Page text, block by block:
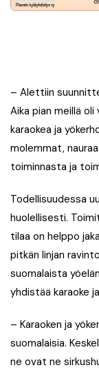
– Alettiin
Aika pian meillä
karaokea ja
molemmat, nauraa
toiminnasta ja
Todellisuudessa
huolellisesti.
tilaa on helppo
pitkän linjan
suomalaista
yhdistää karaoke
– Karaoken ja
suomalaisia.
ne ovat ne